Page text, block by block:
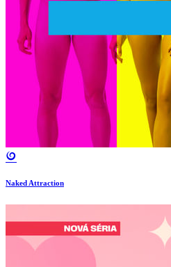
Naked Attraction